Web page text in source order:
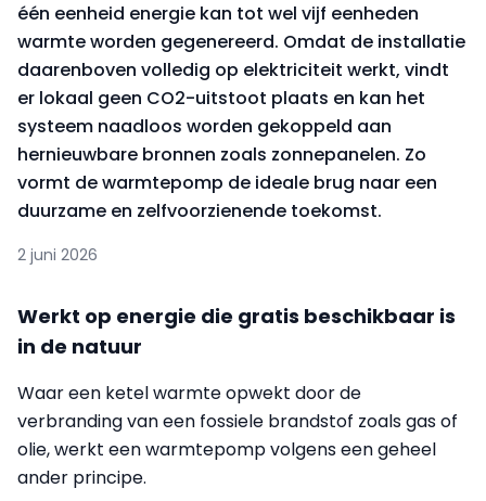
één eenheid energie kan tot wel vijf eenheden
warmte worden gegenereerd. Omdat de installatie
daarenboven volledig op elektriciteit werkt, vindt
er lokaal geen CO2-uitstoot plaats en kan het
systeem naadloos worden gekoppeld aan
hernieuwbare bronnen zoals zonnepanelen. Zo
vormt de warmtepomp de ideale brug naar een
duurzame en zelfvoorzienende toekomst.
2 juni 2026
Werkt op energie die gratis beschikbaar is
in de natuur
Waar een ketel warmte opwekt door de
verbranding van een fossiele brandstof zoals gas of
olie, werkt een warmtepomp volgens een geheel
ander principe.